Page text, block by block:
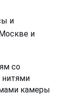
и
и
со
камеры